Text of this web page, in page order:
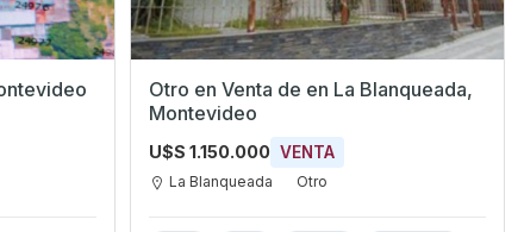
Montevideo
Otro en Venta de en La Blanqueada,
Montevideo
U$S 1.150.000 VENTA
La Blanqueada Otro